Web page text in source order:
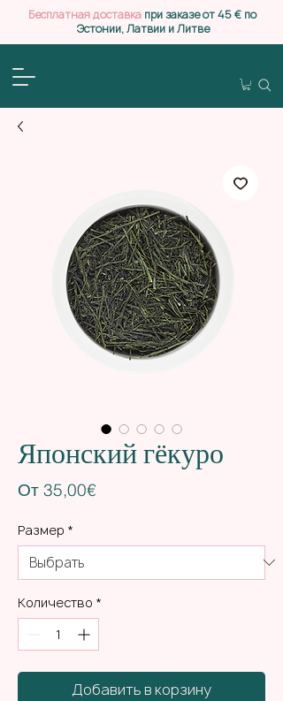
Бесплатная доставка при заказе от 45 € по
Эстонии, Латвии и Литве
Японский гёкуро
От 35,00€
Размер *
Количество *
Добавить в корзину